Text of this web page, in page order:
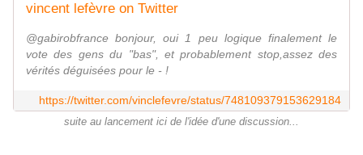
vincent lefèvre on Twitter
@gabirobfrance bonjour, oui 1 peu logique finalement le
vote des gens du "bas", et probablement stop,assez des
vérités déguisées pour le - !
https://twitter.com/vinclefevre/status/748109379153629184
suite au lancement ici de l'idée d'une discussion...